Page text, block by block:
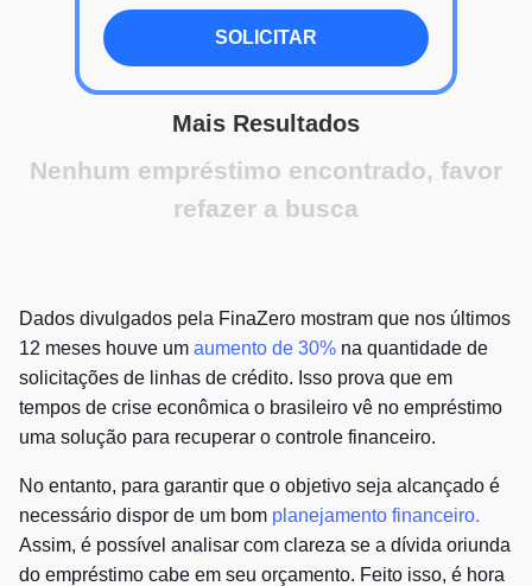
SOLICITAR
Mais Resultados
Nenhum empréstimo encontrado, favor
refazer a busca
Dados divulgados pela FinaZero mostram que nos últimos
12 meses houve um aumento de 30% na quantidade de
solicitações de linhas de crédito. Isso prova que em
tempos de crise econômica o brasileiro vê no empréstimo
uma solução para recuperar o controle financeiro.
No entanto, para garantir que o objetivo seja alcançado é
necessário dispor de um bom planejamento financeiro.
Assim, é possível analisar com clareza se a dívida oriunda
do empréstimo cabe em seu orçamento. Feito isso, é hora